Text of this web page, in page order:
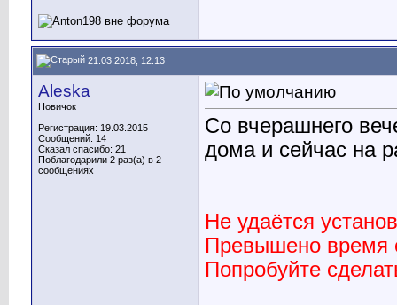
21.03.2018, 12:13
Aleska
Новичок
Регистрация: 19.03.2015
Сообщений: 14
Сказал спасибо: 21
Поблагодарили 2 раз(а) в 2
сообщениях
Со вчерашнего
дома и сейчас на
Не удаётся
Превышено время
Попробуйте